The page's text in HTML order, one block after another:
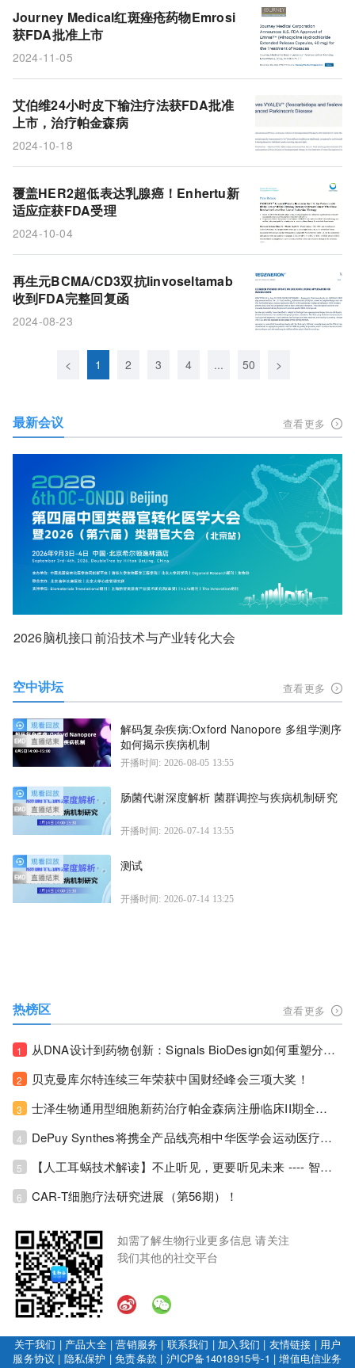
Journey Medical红斑痤疮药物Emrosi
获FDA批准上市
2024-11-05
艾伯维24小时皮下输注疗法获FDA批准
上市，治疗帕金森病
2024-10-18
覆盖HER2超低表达乳腺癌！Enhertu新
适应症获FDA受理
2024-10-04
再生元BCMA/CD3双抗linvoseltamab
收到FDA完整回复函
2024-08-23
< 1 2 3 4 ... 50 >
最新会议 查看更多
2026脑机接口前沿技术与产业转化大会
空中讲坛 查看更多
解码复杂疾病:Oxford Nanopore 多组学测序
如何揭示疾病机制
开播时间: 2026-08-05 13:55
肠菌代谢深度解析 菌群调控与疾病机制研究
开播时间: 2026-07-14 13:55
测试
开播时间: 2026-07-14 13:25
热榜区 查看更多
1 从DNA设计到药物创新：Signals BioDesign如何重塑分子生物学研发生态！
2 贝克曼库尔特连续三年荣获中国财经峰会三项大奖！
3 士泽生物通用型细胞新药治疗帕金森病注册临床II期全部入组完成！
4 DePuy Synthes将携全产品线亮相中华医学会运动医疗分会大会，加码布局中国运动医学创新赛道！
5 【人工耳蜗技术解读】不止听见，更要听见未来 ---- 智能耳蜗，开启人工耳蜗技术新纪元！
6 CAR-T细胞疗法研究进展（第56期）！
如需了解生物行业更多信息 请关注
我们其他的社交平台
关于我们 | 产品大全|营销服务 | 联系我们 | 加入我们 | 友情链接 | 用户
服务协议 | 隐私保护 |免责条款 | 沪ICP备14018915号-1 |增值电信业务